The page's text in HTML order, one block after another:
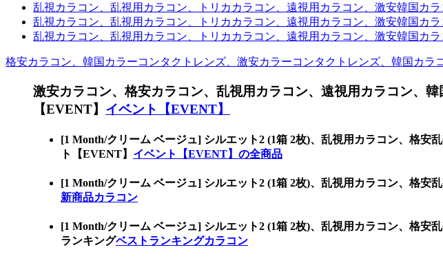
乱視カラコン、乱視用カラコン、トリカカラコン、遠視用カラコン、激安韓国カ
乱視カラコン、乱視用カラコン、トリカカラコン、遠視用カラコン、激安韓国カ
乱視カラコン、乱視用カラコン、トリカカラコン、遠視用カラコン、激安韓国カ
格安カラコン、韓国カラーコンタクトレンズ、激安カラーコンタクトレンズ、韓国カラ
激安カラコン、格安カラコン、乱視用カラコン、遠視用カラコン、
【EVENT】 イベント【EVENT】
[1 Month/クリーム ベージュ] シルエット2 (1箱 2枚)、乱視用カラコン、格
ト【EVENT】 イベント【EVENT】の全商品
[1 Month/クリーム ベージュ] シルエット2 (1箱 2枚)、乱視用カラコン、格
新商品カラコン
[1 Month/クリーム ベージュ] シルエット2 (1箱 2枚)、乱視用カラコン、格
ランキングベストランキングカラコン